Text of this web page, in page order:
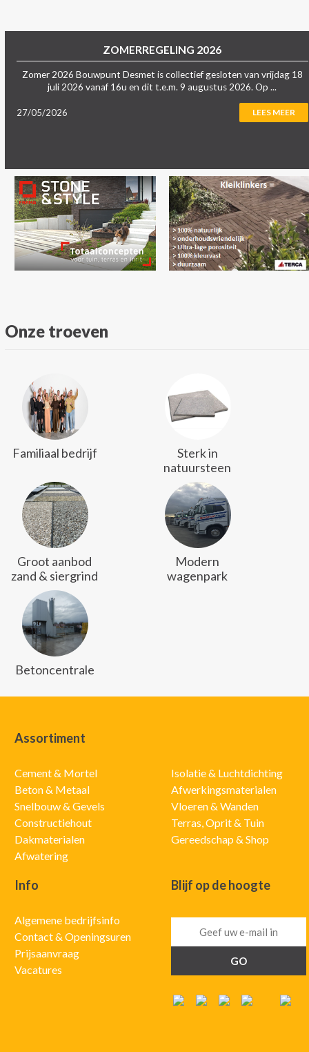
ZOMERREGELING 2026
Zomer 2026 Bouwpunt Desmet is collectief gesloten van vrijdag 18
juli 2026 vanaf 16u en dit t.e.m. 9 augustus 2026. Op ...
27/05/2026 LEES MEER
Onze troeven
Familiaal bedrijf
Sterk in
natuursteen
Groot aanbod
zand & siergrind
Modern
wagenpark
Betoncentrale
Assortiment
Cement & Mortel
Beton & Metaal
Snelbouw & Gevels
Constructiehout
Dakmaterialen
Afwatering
Isolatie & Luchtdichting
Afwerkingsmaterialen
Vloeren & Wanden
Terras, Oprit & Tuin
Gereedschap & Shop
Info
Algemene bedrijfsinfo
Contact & Openingsuren
Prijsaanvraag
Vacatures
Blijf op de hoogte